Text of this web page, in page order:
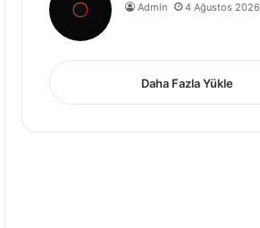
Admin 4 Ağustos 2026
Daha Fazla Yükle